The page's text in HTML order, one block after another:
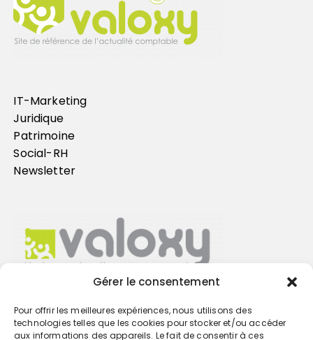
Gérer le consentement
Pour offrir les meilleures expériences, nous utilisons des
technologies telles que les cookies pour stocker et/ou accéder
aux informations des appareils. Le fait de consentir à ces
IT-Marketing
Juridique
Patrimoine
Social-RH
Newsletter
Trouvez votre cabinet